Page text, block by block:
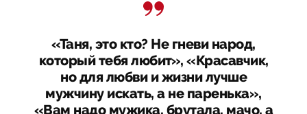
«Таня, это кто? Не гневи народ,
который тебя любит», «Красавчик,
но для любви и жизни лучше
мужчину искать, а не паренька»,
«Вам надо мужика, брутала, мачо, а